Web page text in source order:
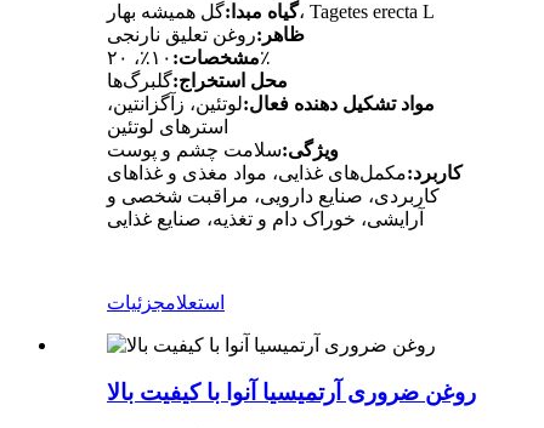
گیاه مبدا:گل همیشه بهار، Tagetes erecta L
ظاهر:روغن تعلیق نارنجی
مشخصات:۱۰٪، ۲۰٪
محل استخراج:گلبرگ‌ها
مواد تشکیل دهنده فعال:لوتئین، زآگزانتین،
استرهای لوتئین
ویژگی:سلامت چشم و پوست
کاربرد:مکمل‌های غذایی، مواد مغذی و غذاهای
کاربردی، صنایع دارویی، مراقبت شخصی و
آرایشی، خوراک دام و تغذیه، صنایع غذایی
استعلامجزئیات
روغن ضروری آرتمیسیا آنوا با کیفیت بالا